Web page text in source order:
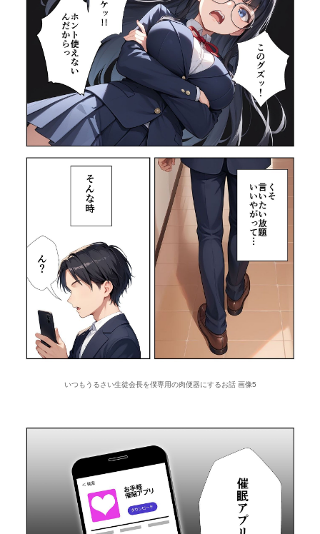
いつもうるさい生徒会長を僕専用の肉便器にするお話 画像5